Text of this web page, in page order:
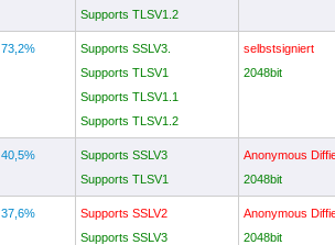
Supports TLSV1.2
73,2%
Supports SSLV3.
Supports TLSV1
Supports TLSV1.1
Supports TLSV1.2
selbstsigniert
2048bit
40,5%
Supports SSLV3
Supports TLSV1
Anonymous
2048bit
37,6%
Supports SSLV2
Supports SSLV3
Anonymous
2048bit